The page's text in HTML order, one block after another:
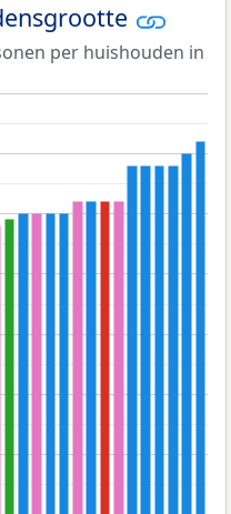
per huishouden in